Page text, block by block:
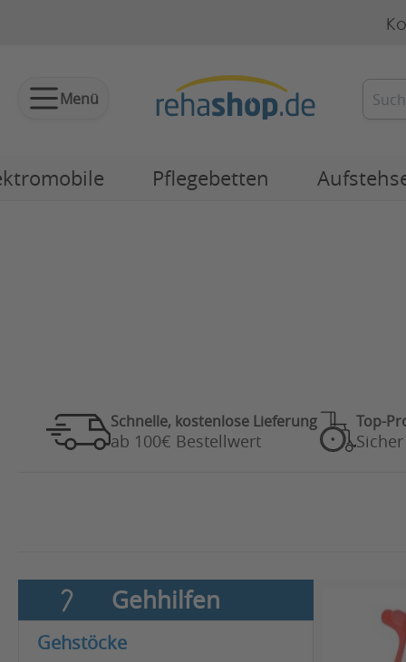
Menü
Pflegebetten
Schnelle, kostenlose Lieferung
ab 100€ Bestellwert
Top-
Gehhilfen
Gehstöcke